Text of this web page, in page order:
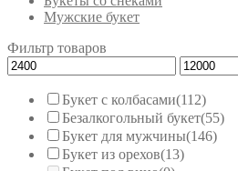
Мужские букет
Фильтр товаров
Букет с колбасами(112)
Безалкогольный букет(55)
Букет для мужчины(146)
Букет из орехов(13)